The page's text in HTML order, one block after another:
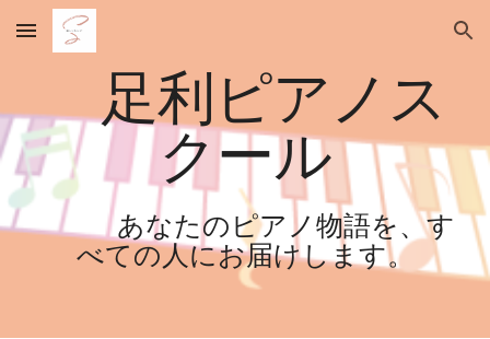
Skip to main content Skip to navigation
足利ピアノス
クール
あなたのピアノ物語を、す
べての人にお届けします。